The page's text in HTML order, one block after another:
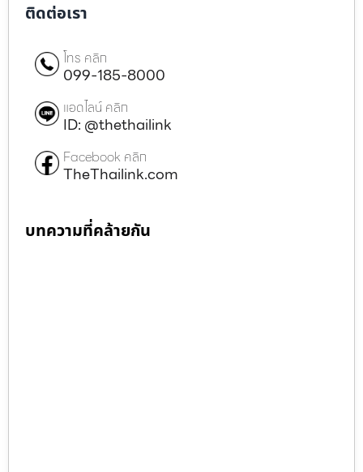
ติดต่อเรา
โทร คลิก
099-185-8000
แอดไลน์ คลิก
ID: @thethailink
Facebook คลิก
TheThailink.com
บทความที่คล้ายกัน